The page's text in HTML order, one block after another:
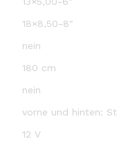
18×8,50-8″
nein
180 cm
nein
vorne und hinten:
12 V